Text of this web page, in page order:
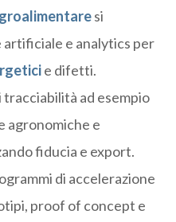
si
artificiale e analytics per
e difetti.
ad esempio
agronomiche e
fiducia e export.
di accelerazione
proof of concept e